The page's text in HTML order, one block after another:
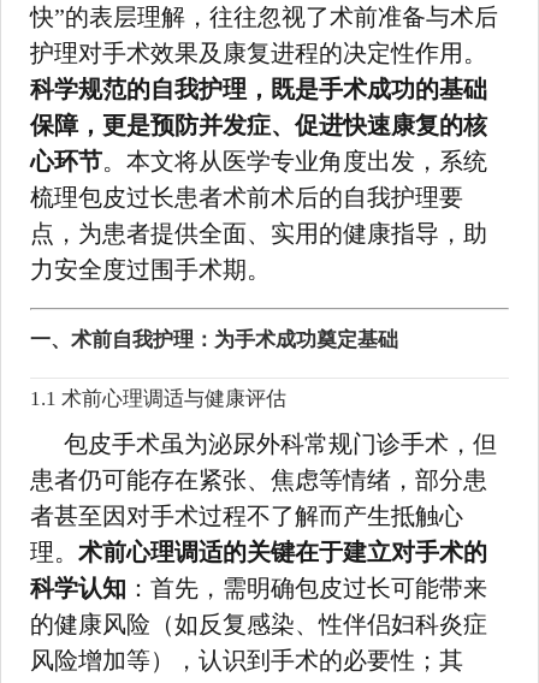
快”的表层理解，往往忽视了术前准备与术后
护理对手术效果及康复进程的决定性作用。
科学规范的自我护理，既是手术成功的基础
保障，更是预防并发症、促进快速康复的核
心环节。本文将从医学专业角度出发，系统
梳理包皮过长患者术前术后的自我护理要
点，为患者提供全面、实用的健康指导，助
力安全度过围手术期。
一、术前自我护理：为手术成功奠定基础
1.1 术前心理调适与健康评估
包皮手术虽为泌尿外科常规门诊手术，但
患者仍可能存在紧张、焦虑等情绪，部分患
者甚至因对手术过程不了解而产生抵触心
理。术前心理调适的关键在于建立对手术的
科学认知 ：首先，需明确包皮过长可能带来
的健康风险（如反复感染、性伴侣妇科炎症
风险增加等），认识到手术的必要性；其